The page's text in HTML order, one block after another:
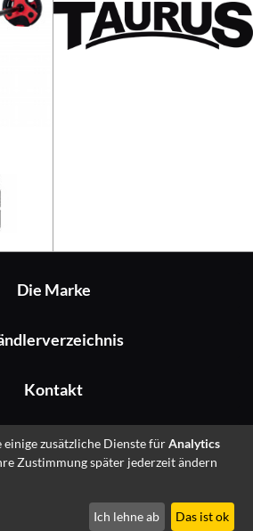
Die Marke
Kontakt
Impressum
zusätzliche Dienste fürAnalytics
Zustimmung später jederzeit ändern
Ich lehne ab Das ist ok